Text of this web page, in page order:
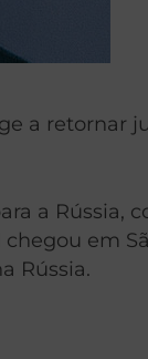
a retornar
a Rússia,
em
Rússia.